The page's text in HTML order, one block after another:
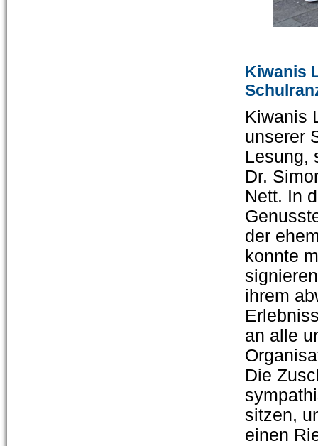
Kiwanis
Kiwanis
unserer
Lesung,
Dr.
Nett. In
der
konnte
ihrem
an alle
Die
sitzen,
einen